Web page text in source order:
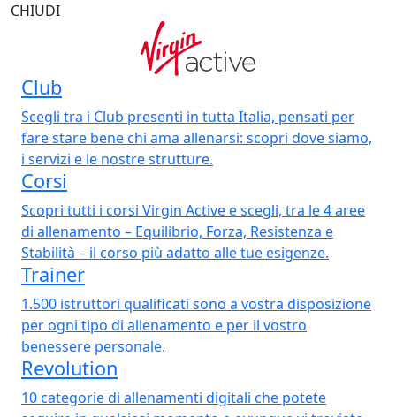
CHIUDI
Club
Scegli tra i Club presenti in tutta Italia, pensati per
fare stare bene chi ama allenarsi: scopri dove siamo,
i servizi e le nostre strutture.
Corsi
Scopri tutti i corsi Virgin Active e scegli, tra le 4 aree
di allenamento – Equilibrio, Forza, Resistenza e
Stabilità – il corso più adatto alle tue esigenze.
Trainer
1.500 istruttori qualificati sono a vostra disposizione
per ogni tipo di allenamento e per il vostro
benessere personale.
Revolution
10 categorie di allenamenti digitali che potete